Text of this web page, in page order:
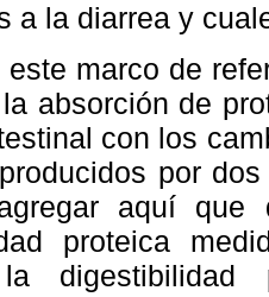
a la diarrea y
este marco de
absorción de
con los
por
aquí
proteica
la